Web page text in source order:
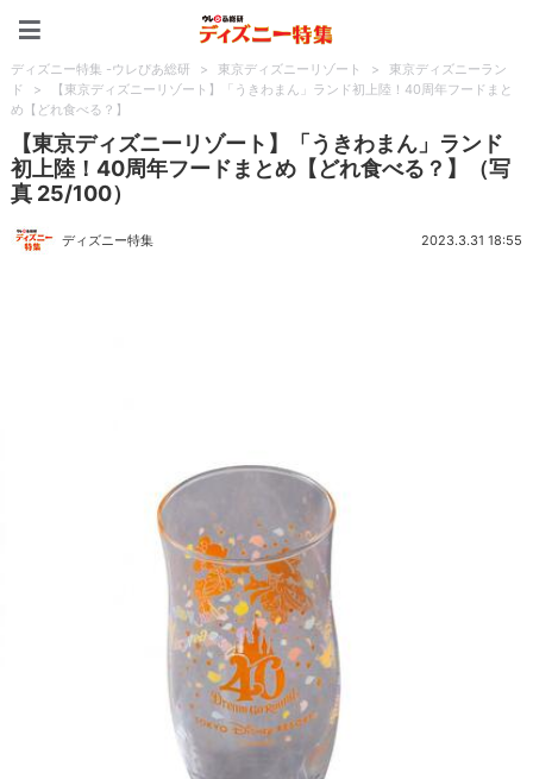
ディズニー特集 -ウレぴあ総研 > 東京ディズニーリゾート >
東京ディズニーラン
ド
>
【東京ディズニーリゾート】「うきわまん」ランド初上陸！40周年フードまと
め【どれ食べる？】
【東京ディズニーリゾート】「うきわまん」ランド
初上陸！40周年フードまとめ【どれ食べる？】（写
真 25/100）
ディズニー特集 2023.3.31 18:55